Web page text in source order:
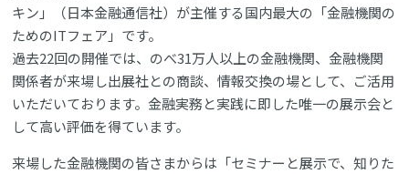
キン」（日本金融通信社）が主催する国内最大の「金融機関の
ためのITフェア」です。
過去22回の開催では、のべ31万人以上の金融機関、金融機関
関係者が来場し出展社との商談、情報交換の場として、ご活用
いただいております。金融実務と実践に即した唯一の展示会と
して高い評価を得ています。
来場した金融機関の皆さまからは「セミナーと展示で、知りた